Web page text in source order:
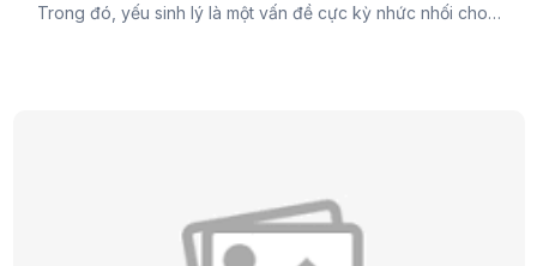
Trong đó, yếu sinh lý là một vấn đề cực kỳ nhức nhối cho